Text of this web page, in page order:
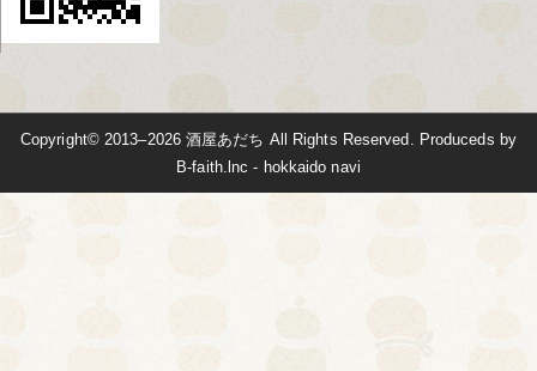
Copyright© 2013–2026酒屋あだち All Rights Reserved. Produceds by
B-faith.lnc - hokkaido navi